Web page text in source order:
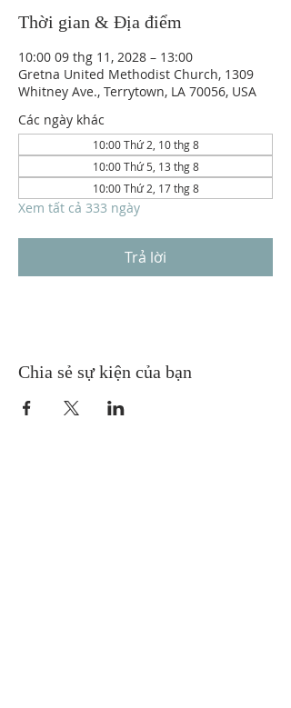
Thời gian & Địa điểm
10:00 09 thg 11, 2028 – 13:00
Gretna United Methodist Church, 1309
Whitney Ave., Terrytown, LA 70056, USA
Các ngày khác
10:00 Thứ 2, 10 thg 8
10:00 Thứ 5, 13 thg 8
10:00 Thứ 2, 17 thg 8
Xem tất cả 333 ngày
Trả lời
Chia sẻ sự kiện của bạn